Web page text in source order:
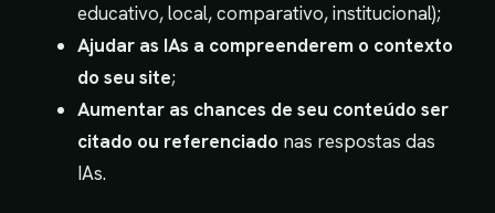
educativo, local, comparativo, institucional);
Ajudar as IAs a compreenderem o contexto
do seu site;
Aumentar as chances de seu conteúdo ser
citado ou referenciado nas respostas das
IAs.